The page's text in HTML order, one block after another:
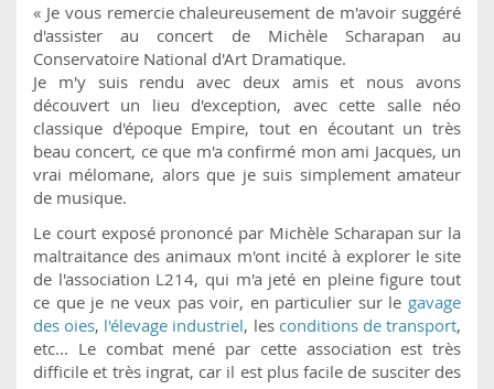
« Je vous remercie chaleureusement de m'avoir suggéré
d'assister au concert de Michèle Scharapan au
Conservatoire National d'Art Dramatique.
Je m'y suis rendu avec deux amis et nous avons
découvert un lieu d'exception, avec cette salle néo
classique d'époque Empire, tout en écoutant un très
beau concert, ce que m'a confirmé mon ami Jacques, un
vrai mélomane, alors que je suis simplement amateur
de musique.
Le court exposé prononcé par Michèle Scharapan sur la
maltraitance des animaux m'ont incité à explorer le site
de l'association L214, qui m'a jeté en pleine figure tout
ce que je ne veux pas voir, en particulier sur le gavage
des oies, l'élevage industriel, les conditions de transport,
etc... Le combat mené par cette association est très
difficile et très ingrat, car il est plus facile de susciter des